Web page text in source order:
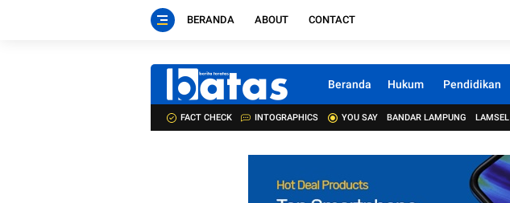
BERANDA ABOUT CONTACT
Beranda Hukum Pendidikan
FACT CHECK INTOGRAPHICS YOU SAY BANDAR LAMPUNG LAMSEL